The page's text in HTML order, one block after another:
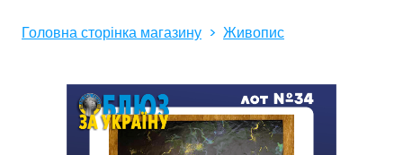
Головна сторінка магазину Живопис